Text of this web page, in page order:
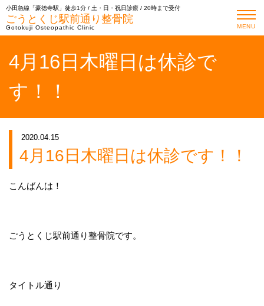
小田急線「豪徳寺駅」徒歩1分 / 土・日・祝日診療 / 20時まで受付
ごうとくじ駅前通り整骨院
Gotokuji Osteopathic Clinic MENU
4月16日木曜日は休診で
す！！
2020.04.15
4月16日木曜日は休診です！！
こんばんは！
ごうとくじ駅前通り整骨院です。
タイトル通り